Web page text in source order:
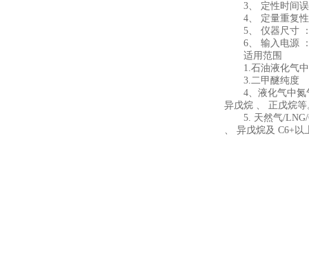
3、 定性时间误
4、 定量重复性
5、 仪器尺寸 ：
6、 输入电源 ：
适用范围
1.石油液化气中
3.二甲醚纯度
4、液化气中氮气
异戊烷 、 正戊烷等
5. 天然气/LNG/
、 异戊烷及 C6+